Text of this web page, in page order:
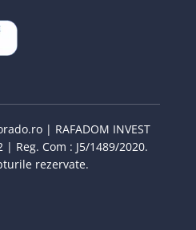
| RAFADOM INVEST
| Reg. Com : J5/1489/2020.
rezervate.